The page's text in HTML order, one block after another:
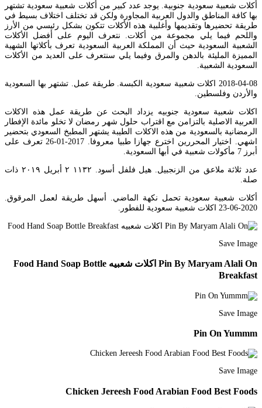
أكلات شعبية سعودية جنوبية. يوجد عدد كبير من أكلات شعبية سعودية تشتهر
بها كافة المناطق والدول العربية المجاورة ولكن قد تختلف اختلاف بسيط في
طريقة تحضيرها وتقديمها وأغلبية هذه الأكلات تتكون بشكل رئيسي من الأرز
واللحم فيما يلي مجموعة من أكلات. نتعرف اليوم على أفضل الأكلات
الشعبية السعودية حيث أن المملكة العربية السعودية تعرف بأكلاتها الشهية
المميزة المليئة بالدهن والمرق وفيما يلي سنتعرف على العديد من الأكلات
السعودية الشعبية.
2018-04-08 اكلات شعبية سعودية الكبسة. طريقة عمل. تشتهر بها السعودية
والأردن وفلسطين.
اكلات شعبية سعودية جنوبيه يزداد البحث عن طريقة عمل هذه الاكلات
العربية الاصلية بالتزامن مع اقتراب حلول شهر رمضان لا تخلو مائدة الإفطار
الرمضانية بالسعودية من هذه الاكلات الطيبة يشتهر المطبخ السعودي بتحضير
اشهي. اختيار المحررين اخترع جهازا طبيا معروفا. 2017-01-26 تعرف على
أبرز 7 مأكولات شعبية في أبها السعودية.
عدد ثلاثة ملاعق من الزنجبيل. هيل فلفل أسود. ١١٣٢ ٢ أبريل ٢٠١٩ ذات
صلة.
أكلات شعبية سعودية تحمل نكهة الماضي. أسهل طريقة لعمل المرقوق.
2020-06-23 اكلات شعبية سعودية للفطور.
Save Image
Pin By Maryam Alali On اكلات شعبيه Food Hand Soap Bottle
Breakfast
Save Image
Pin On Yummm
Save Image
Chicken Jereesh Food Arabian Food Best Foods